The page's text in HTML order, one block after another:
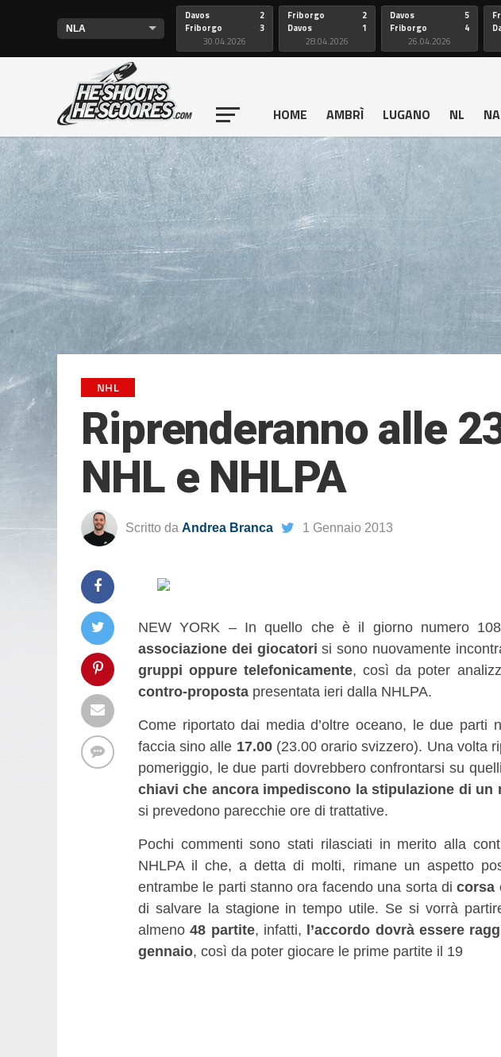
Davos
Friborgo
2
3
30.04.2026
Friborgo
Davos
2
1
28.04.2026
Davos
Friborgo
5
4
26.04.2026
HOME AMBRÌ LUGANO NL
NHL
Riprenderanno alle
NHL e NHLPA
Scritto da Andrea Branca 1 Gennaio 2013
NEW YORK – In quello che è il giorno numero
associazione dei giocatori si sono nuovamente
gruppi oppure telefonicamente, così da poter
contro-proposta presentata ieri dalla NHLPA.
Come riportato dai media d’oltre oceano, le due parti
faccia sino alle 17.00(23.00 orario svizzero). Una volta
pomeriggio, le due parti dovrebbero confrontarsi su
chiavi che ancora impediscono la stipulazione di un
si prevedono parecchie ore di trattative.
Pochi commenti sono stati rilasciati in merito alla
NHLPA il che, a detta di molti, rimane un aspetto
entrambe le parti stanno ora facendo una sorta dicorsa
di salvare la stagione in tempo utile. Se si vorrà
almeno48 partite, infatti, l’accordo dovrà essere
gennaio, così da poter giocare le prime partite il 19